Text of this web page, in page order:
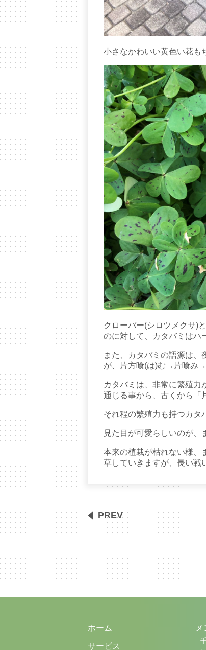
小さなかわいい黄色い花も
クローバー(シロツメクサ)
のに対して、カタバミはハ
また、カタバミの語源は、
が、片方喰(は)む→片喰み→
カタバミは、非常に繁殖力
通じる事から、古くから「
それ程の繁殖力も持つカタ
見た目が可愛らしいのが、
本来の植栽が枯れない様、
草していきますが、長い戦
PREV
ホーム
サービス